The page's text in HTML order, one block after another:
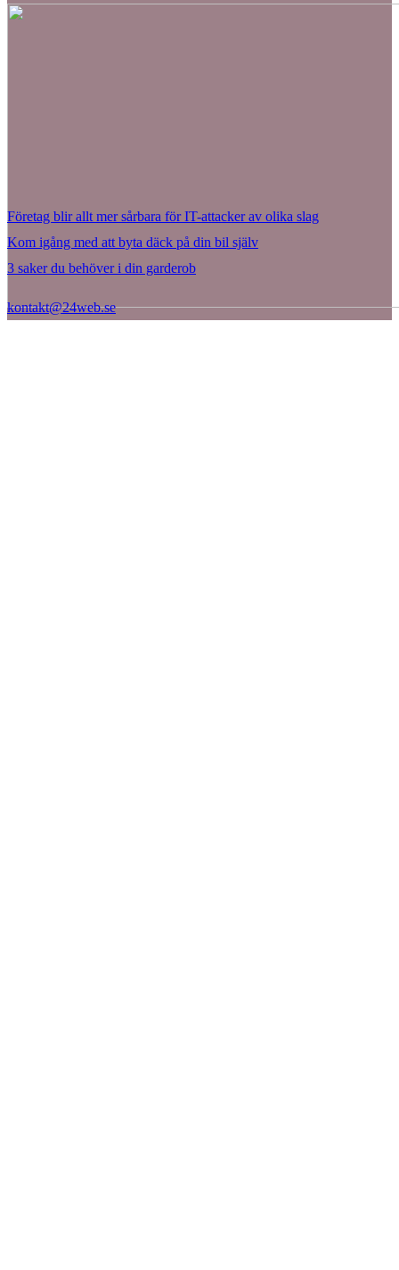
Företag blir allt mer sårbara för IT-attacker av olika slag
Kom igång med att byta däck på din bil själv
3 saker du behöver i din garderob
kontakt@24web.se